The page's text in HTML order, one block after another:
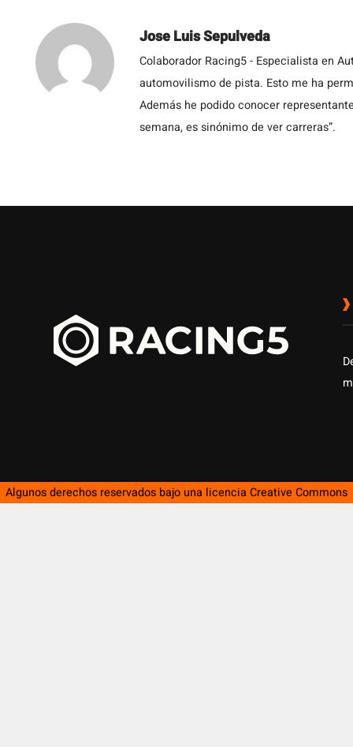
Jose Luis Sepulveda
Colaborador Racing5 - Especialista en
automovilismo de pista. Esto me ha
Además he podido conocer
semana, es sinónimo de ver carreras”.
Algunos derechos reservados bajo una licencia Creative Commons